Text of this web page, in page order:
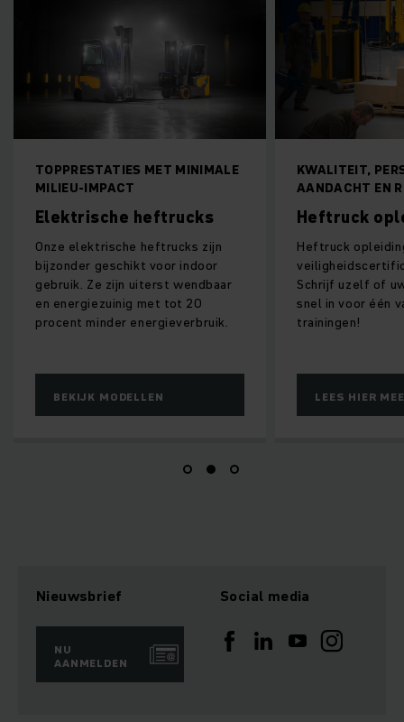
MET MINIMALE
heftrucks
heftrucks zijn
voor indoor
uiterst wendbaar
met tot 20
energieverbruik.
KWALITEIT, PERSOONLIJKE
AANDACHT EN RESULTAAT
Heftruck opleidingen
Heftruck opleidingen van
veiligheidscertificaat tot EVC.
Schrijf uzelf of uw medewerkers
snel in voor één van onze open
trainingen!
Nieuwsbrief
NU
AANMELDEN
Social media